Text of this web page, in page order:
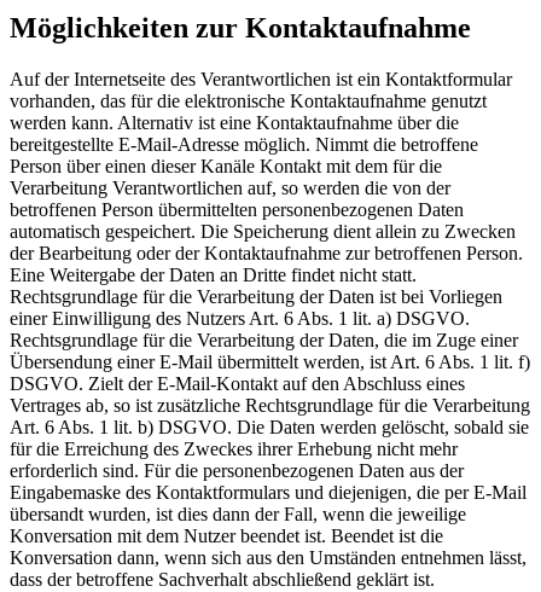
Möglichkeiten zur Kontaktaufnahme
Auf der Internetseite des Verantwortlichen ist ein Kontaktformular
vorhanden, das für die elektronische Kontaktaufnahme genutzt
werden kann. Alternativ ist eine Kontaktaufnahme über die
bereitgestellte E-Mail-Adresse möglich. Nimmt die betroffene
Person über einen dieser Kanäle Kontakt mit dem für die
Verarbeitung Verantwortlichen auf, so werden die von der
betroffenen Person übermittelten personenbezogenen Daten
automatisch gespeichert. Die Speicherung dient allein zu Zwecken
der Bearbeitung oder der Kontaktaufnahme zur betroffenen Person.
Eine Weitergabe der Daten an Dritte findet nicht statt.
Rechtsgrundlage für die Verarbeitung der Daten ist bei Vorliegen
einer Einwilligung des Nutzers Art. 6 Abs. 1 lit. a) DSGVO.
Rechtsgrundlage für die Verarbeitung der Daten, die im Zuge einer
Übersendung einer E-Mail übermittelt werden, ist Art. 6 Abs. 1 lit. f)
DSGVO. Zielt der E-Mail-Kontakt auf den Abschluss eines
Vertrages ab, so ist zusätzliche Rechtsgrundlage für die Verarbeitung
Art. 6 Abs. 1 lit. b) DSGVO. Die Daten werden gelöscht, sobald sie
für die Erreichung des Zweckes ihrer Erhebung nicht mehr
erforderlich sind. Für die personenbezogenen Daten aus der
Eingabemaske des Kontaktformulars und diejenigen, die per E-Mail
übersandt wurden, ist dies dann der Fall, wenn die jeweilige
Konversation mit dem Nutzer beendet ist. Beendet ist die
Konversation dann, wenn sich aus den Umständen entnehmen lässt,
dass der betroffene Sachverhalt abschließend geklärt ist.